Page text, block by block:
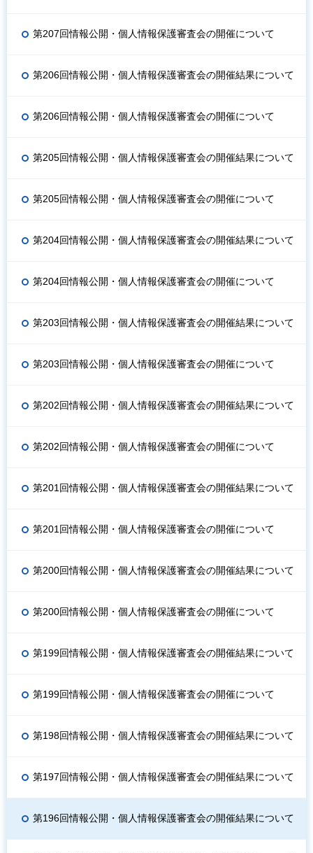
第207回情報公開・個人情報保護審査会の開催について
第206回情報公開・個人情報保護審査会の開催結果について
第206回情報公開・個人情報保護審査会の開催について
第205回情報公開・個人情報保護審査会の開催結果について
第205回情報公開・個人情報保護審査会の開催について
第204回情報公開・個人情報保護審査会の開催結果について
第204回情報公開・個人情報保護審査会の開催について
第203回情報公開・個人情報保護審査会の開催結果について
第203回情報公開・個人情報保護審査会の開催について
第202回情報公開・個人情報保護審査会の開催結果について
第202回情報公開・個人情報保護審査会の開催について
第201回情報公開・個人情報保護審査会の開催結果について
第201回情報公開・個人情報保護審査会の開催について
第200回情報公開・個人情報保護審査会の開催結果について
第200回情報公開・個人情報保護審査会の開催について
第199回情報公開・個人情報保護審査会の開催結果について
第199回情報公開・個人情報保護審査会の開催について
第198回情報公開・個人情報保護審査会の開催結果について
第197回情報公開・個人情報保護審査会の開催結果について
第196回情報公開・個人情報保護審査会の開催結果について